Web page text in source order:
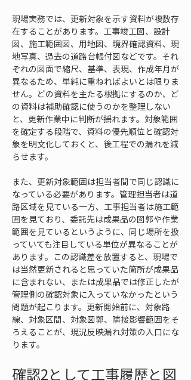
現場実務では、更新対象を示す資料が複数存
在することがあります。工事竣工図、設計
図、施工範囲図、用地図、境界確認資料、現
地写真、過去の道路台帳付図などです。それ
ぞれの図面で縮尺、基準、表現、作成年月が
異なるため、単純に重ねればよいとは限りま
せん。どの資料を主たる根拠にするのか、ど
の資料は補助確認に使うのかを整理しない
と、更新作業中に判断が揺れます。対象範囲
を確定する段階で、資料の優先順位と確認対
象を明文化しておくと、後工程での漏れを減
らせます。
また、更新対象範囲は担当者間で同じ認識に
なっている必要があります。管理担当者は道
路区域を見ている一方、工事担当者は施工範
囲を見ており、委託先は成果品の図郭や作業
範囲を見ているというように、同じ場所を扱
っていても注目している単位が異なることが
あります。この認識差を放置すると、現場で
は当然更新されると思っていた箇所が成果品
に含まれない、または成果品では修正したが
管理側の確認対象に入っていなかったという
問題が起こります。更新開始前に、対象路
線、対象区間、対象図郭、隣接影響範囲をそ
ろえることが、現況反映漏れ対策の入口にな
ります。
確認2として工事履歴と図